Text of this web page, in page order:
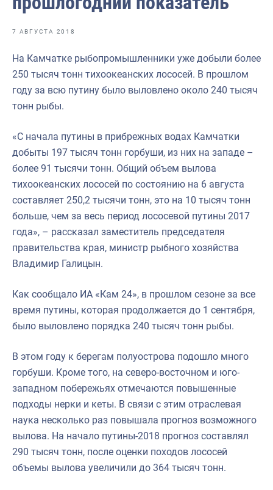
Отраслевые СМИ
Выставки и конференции
Научно-практическая литература
Рыбоохрана России
Отрасль в цифрах
Большая африканская экспедиция
Укрепление духовно-нравственных ценностей
7 АВГУСТА 2018
На Камчатке рыбопромышленники уже добыли более
250 тысяч тонн тихоокеанских лососей. В прошлом
году за всю путину было выловлено около 240 тысяч
тонн рыбы.
«С начала путины в прибрежных водах Камчатки
добыты 197 тысяч тонн горбуши, из них на западе –
более 91 тысячи тонн. Общий объем вылова
тихоокеанских лососей по состоянию на 6 августа
составляет 250,2 тысячи тонн, это на 10 тысяч тонн
больше, чем за весь период лососевой путины 2017
года», – рассказал заместитель председателя
правительства края, министр рыбного хозяйства
Владимир Галицын.
Как сообщало ИА «Кам 24», в прошлом сезоне за все
время путины, которая продолжается до 1 сентября,
было выловлено порядка 240 тысяч тонн рыбы.
В этом году к берегам полуострова подошло много
горбуши. Кроме того, на северо-восточном и юго-
западном побережьях отмечаются повышенные
подходы нерки и кеты. В связи с этим отраслевая
наука несколько раз повышала прогноз возможного
вылова. На начало путины-2018 прогноз составлял
290 тысяч тонн, после оценки походов лососей
объемы вылова увеличили до 364 тысяч тонн.